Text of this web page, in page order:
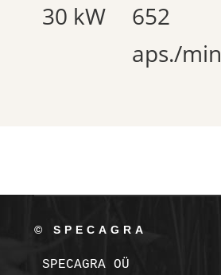
30 kW
652
aps./min
© SPECAGRA
SPECAGRA OÜ